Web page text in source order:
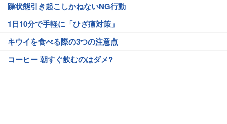
躁状態引き起こしかねないNG行動
1日10分で手軽に「ひざ痛対策」
キウイを食べる際の3つの注意点
コーヒー 朝すぐ飲むのはダメ?